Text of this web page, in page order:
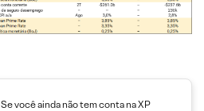
Se você ainda não tem conta na XP